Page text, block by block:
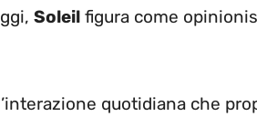
Soleil figura come
quotidiana che